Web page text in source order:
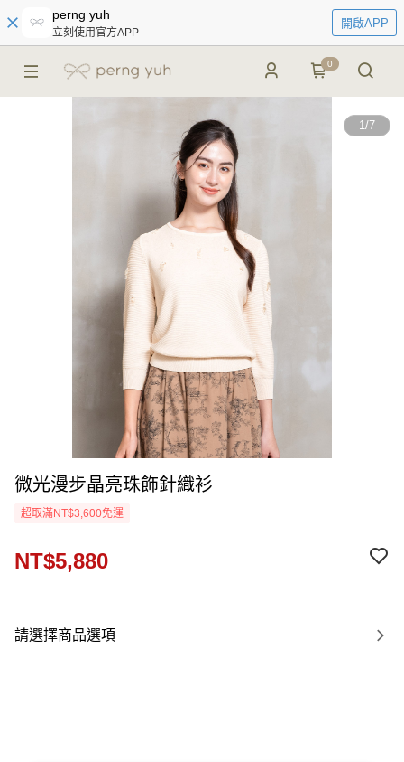
perng yuh
立刻使用官方APP
開啟APP
0
1/7
微光漫步晶亮珠飾針織衫
超取滿NT$3,600免運
NT$5,880
請選擇商品選項